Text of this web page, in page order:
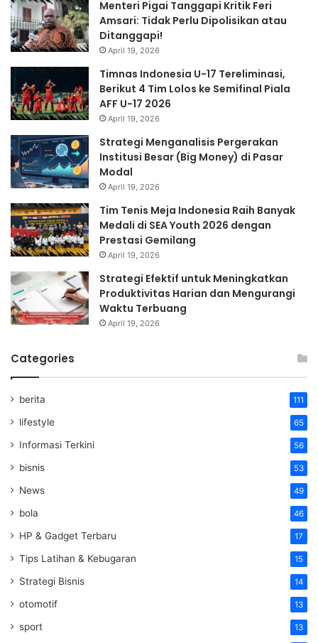
Menteri Pigai Tanggapi Kritik Feri
Amsari: Tidak Perlu Dipolisikan atau
Ditanggapi!
April 19, 2026
Timnas Indonesia U-17 Tereliminasi,
Berikut 4 Tim Lolos ke Semifinal Piala
AFF U-17 2026
April 19, 2026
Strategi Menganalisis Pergerakan
Institusi Besar (Big Money) di Pasar
Modal
April 19, 2026
Tim Tenis Meja Indonesia Raih Banyak
Medali di SEA Youth 2026 dengan
Prestasi Gemilang
April 19, 2026
Strategi Efektif untuk Meningkatkan
Produktivitas Harian dan Mengurangi
Waktu Terbuang
April 19, 2026
Categories
berita 111
lifestyle 65
Informasi Terkini 56
bisnis 53
News 49
bola 46
HP & Gadget Terbaru 17
Tips Latihan & Kebugaran 15
Strategi Bisnis 14
otomotif 13
sport 13